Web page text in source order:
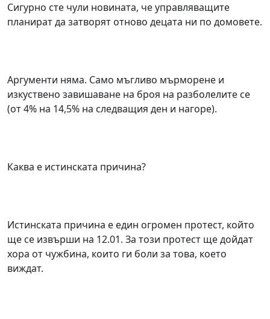
Сигурно сте чули новината, че управляващите
планират да затворят отново децата ни по домовете.
Аргументи няма. Само мъгливо мърморене и
изкуствено завишаване на броя на разболелите се
(от 4% на 14,5% на следващия ден и нагоре).
Каква е истинската причина?
Истинската причина е един огромен протест, който
ще се извърши на 12.01. За този протест ще дойдат
хора от чужбина, които ги боли за това, което
виждат.